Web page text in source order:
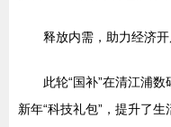
释放内需，助力经济开
此轮“国补”在清江浦
新年“科技礼包”，提升了